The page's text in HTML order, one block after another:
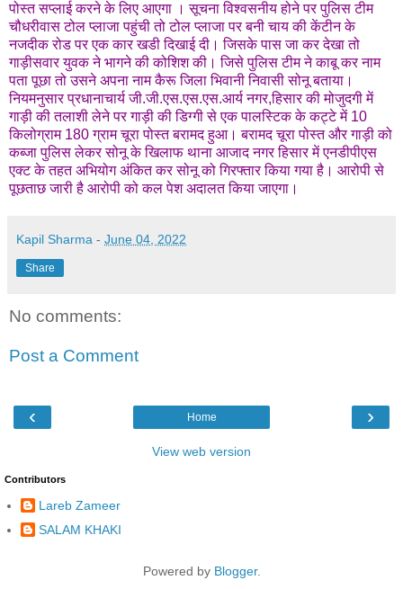
पोस्त सप्लाई करने के लिए आएगा । सूचना विश्वसनीय होने पर पुलिस टीम
चौधरीवास टोल प्लाजा पहुंची तो टोल प्लाजा पर बनी चाय की केंटीन के
नजदीक रोड पर एक कार खडी दिखाई दी। जिसके पास जा कर देखा तो
गाड़ीसवार युवक ने भागने की कोशिश की। जिसे पुलिस टीम ने काबू कर नाम
पता पूछा तो उसने अपना नाम कैरू जिला भिवानी निवासी सोनू बताया।
नियमनुसार प्रधानाचार्य जी.जी.एस.एस.एस.आर्य नगर,हिसार की मोजुदगी में
गाड़ी की तलाशी लेने पर गाड़ी की डिग्गी से एक पालस्टिक के कट्टे में 10
किलोग्राम 180 ग्राम चूरा पोस्त बरामद हुआ। बरामद चूरा पोस्त और गाड़ी को
कब्जा पुलिस लेकर सोनू के खिलाफ थाना आजाद नगर हिसार में एनडीपीएस
एक्ट के तहत अभियोग अंकित कर सोनू को गिरफ्तार किया गया है। आरोपी से
पूछताछ जारी है आरोपी को कल पेश अदालत किया जाएगा।
Kapil Sharma - June 04, 2022
Share
No comments:
Post a Comment
‹ ›
Home
View web version
Contributors
Lareb Zameer
SALAM KHAKI
Powered by Blogger.